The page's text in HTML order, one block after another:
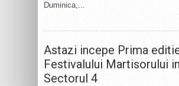
Duminica,...
Astazi incepe Prima
Festivalului Martisorului in
Sectorul 4